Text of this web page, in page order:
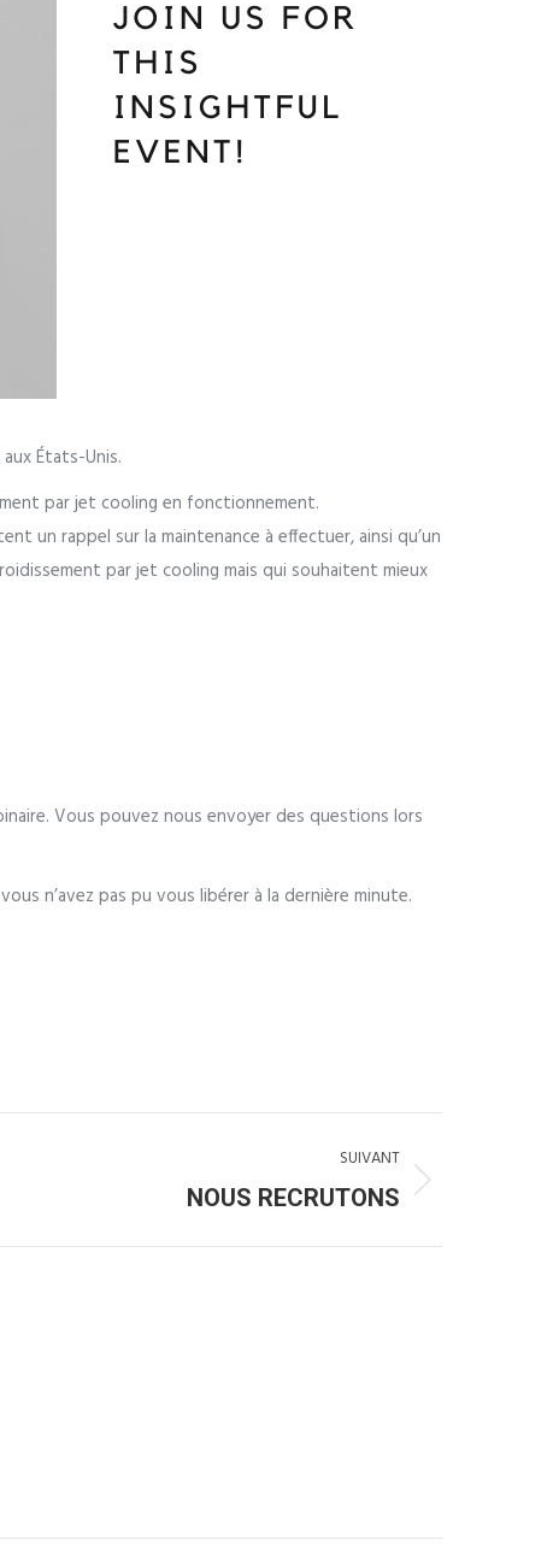
États-Unis.
par jet cooling en fonctionnement.
un rappel sur la maintenance à effectuer, ainsi qu’un
par jet cooling mais qui souhaitent mieux
Vous pouvez nous envoyer des questions lors
n’avez pas pu vous libérer à la dernière minute.
SUIVANT
NOUS RECRUTONS